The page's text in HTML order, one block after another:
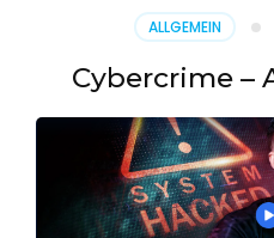
ALLGEMEIN
Cybercrime –